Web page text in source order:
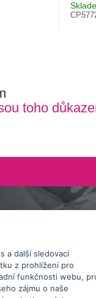
a další sledovací
z prohlížení pro
funkčnosti webu,
zájmu o naše
toho